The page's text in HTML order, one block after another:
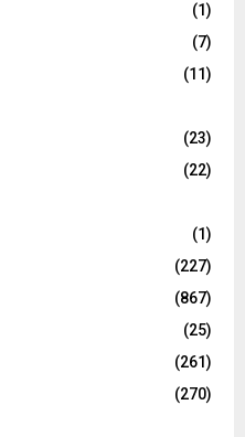
(1)
(7)
(11)
(23)
(22)
(1)
(227)
(867)
(25)
(261)
(270)